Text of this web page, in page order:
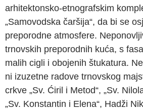
arhitektonsko-etnografskim
„Samovodska čaršija“, da bi se
preporodne atmosfere.
trnovskih preporodnih kuća, s
malih cigli i obojenih štukatura.
ni izuzetne radove trnovskog
crkve „Sv. Ćiril i Metod“, „Sv.
„Sv. Konstantin i Elena“, Hadži